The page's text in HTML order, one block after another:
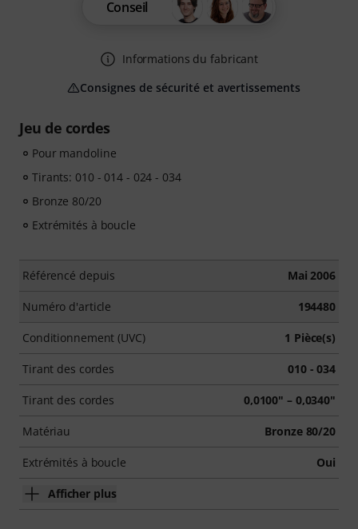
Jeu de cordes
Pour mandoline
Tirants: 010 - 014 - 024 - 034
Bronze 80/20
Extrémités à boucle
Référencé depuis Mai 2006
Numéro d'article 194480
Conditionnement (UVC) 1 Pièce(s)
Tirant des cordes 010 - 034
Tirant des cordes 0,0100" – 0,0340"
Matériau Bronze 80/20
Extrémités à boucle Oui
Afficher plus
Conseil
Informations du fabricant
Consignes de sécurité et avertissements